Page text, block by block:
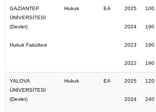
GAZİANTEP
ÜNİVERSİTESİ
(Devlet)
Hukuk Fakültesi
Hukuk EA 2025
2024
2023
2022
100
190
190
190
YALOVA
ÜNİVERSİTESİ
(Devlet)
Hukuk EA 2025
2024
120
240